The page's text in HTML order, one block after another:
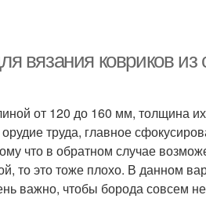
вязания ковриков
от 120 до 160 мм, толщина
труда, главное
что в обратном случае
то это тоже плохо. В данном
важно, чтобы борода совсем